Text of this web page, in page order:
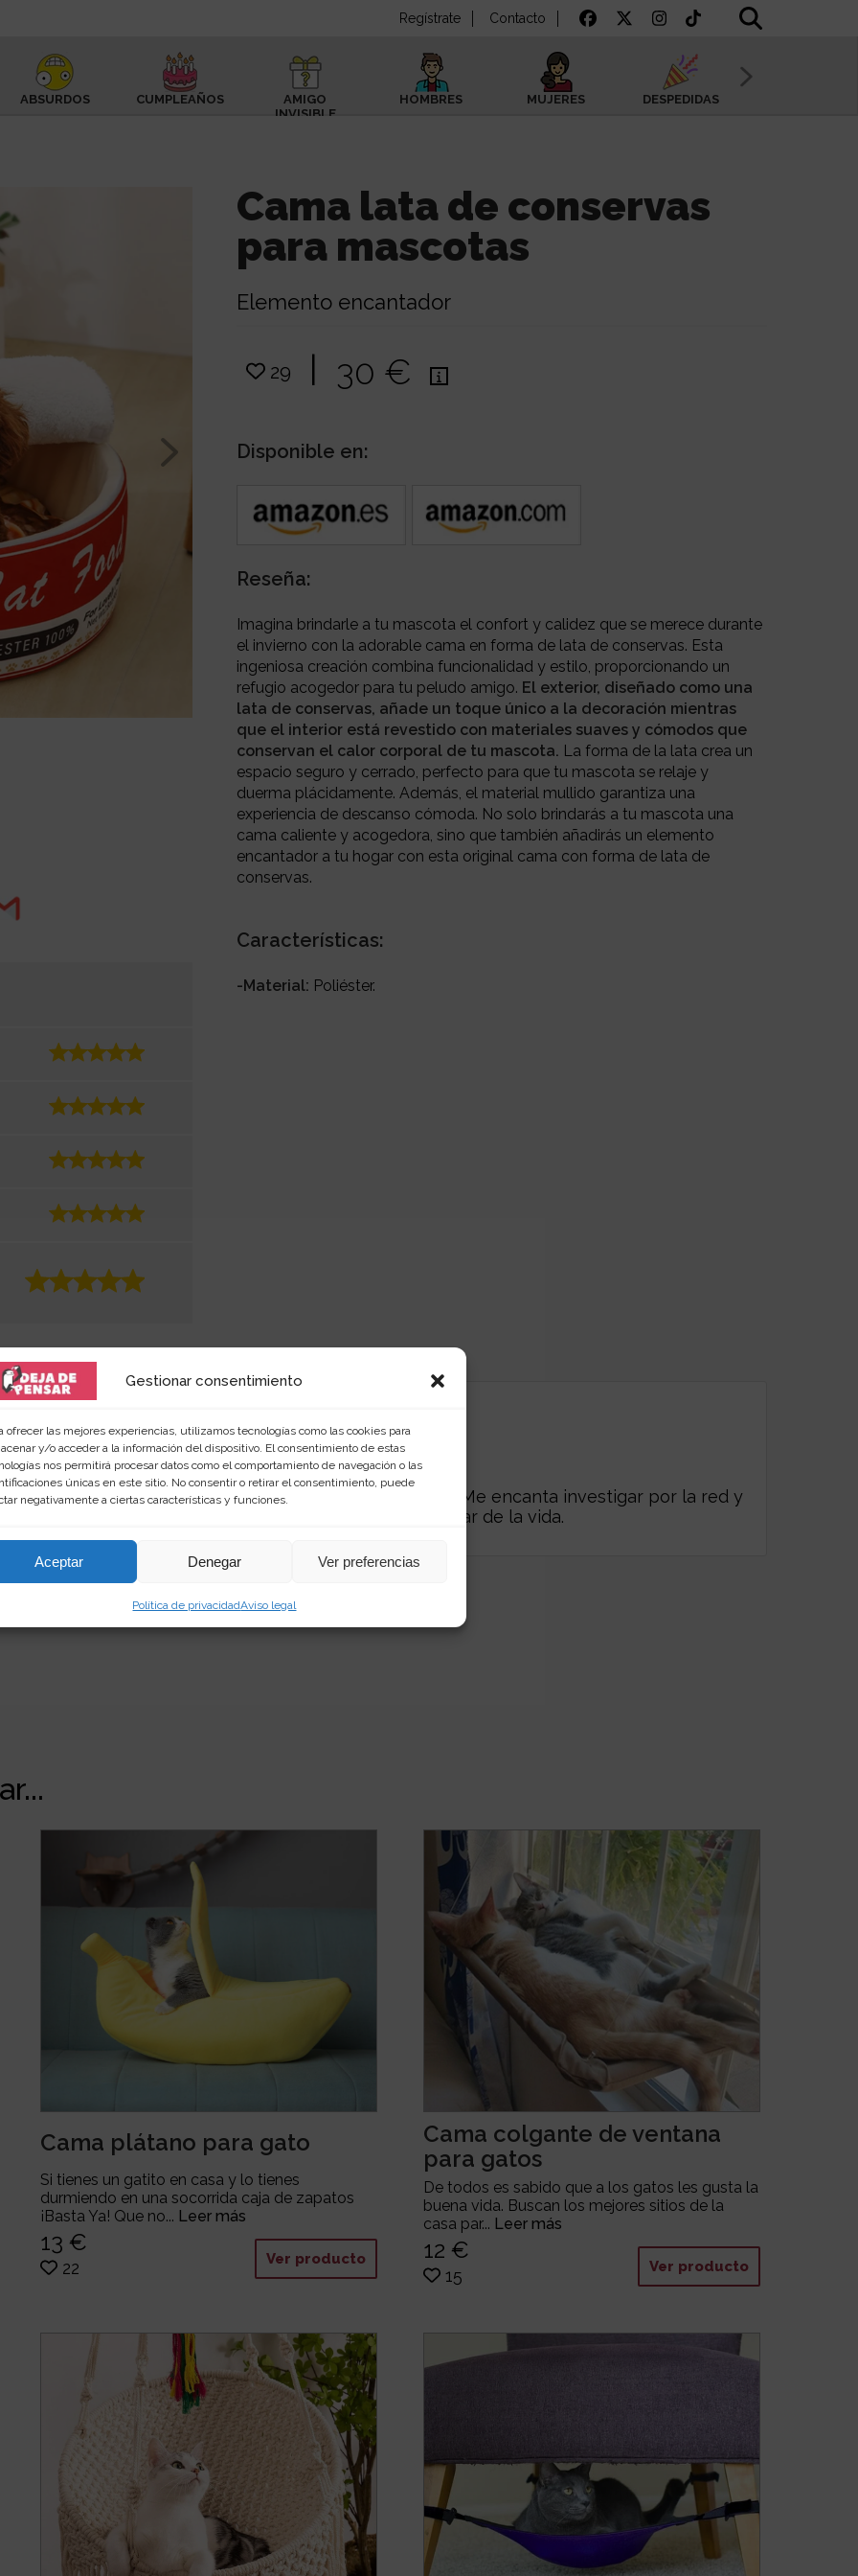
Gestionar consentimiento
ofrecer las mejores experiencias, utilizamos tecnologías como las cookies para
y/o acceder a la información del dispositivo. El consentimiento de estas
nos permitirá procesar datos como el comportamiento de navegación o las
únicas en este sitio. No consentir o retirar el consentimiento, puede
negativamente a ciertas características y funciones.
Aceptar Denegar Ver preferencias
Política de privacidadAviso legal
Regístrate Contacto
ABSURDOS CUMPLEAÑOS
AMIGO
INVISIBLE
HOMBRES MUJERES DESPEDIDAS
Cama lata de conservas
para mascotas
Elemento encantador
29 | 30 €
Disponible en:
Reseña:
Imagina brindarle a tu mascota el confort y calidez que se merece durante
el invierno con la adorable cama en forma de lata de conservas. Esta
ingeniosa creación combina funcionalidad y estilo, proporcionando un
refugio acogedor para tu peludo amigo. El exterior, diseñado como una
lata de conservas, añade un toque único a la decoración mientras
que el interior está revestido con materiales suaves y cómodos que
conservan el calor corporal de tu mascota. La forma de la lata crea un
espacio seguro y cerrado, perfecto para que tu mascota se relaje y
duerma plácidamente. Además, el material mullido garantiza una
experiencia de descanso cómoda. No solo brindarás a tu mascota una
cama caliente y acogedora, sino que también añadirás un elemento
encantador a tu hogar con esta original cama con forma de lata de
conservas.
Características:
-Material: Poliéster.
amante de las palabras y de los productos singulares. Me encanta investigar por la red y
en
. Me gusta el mar y disfrutar de la vida.
Cama plátano para gato
Si tienes un gatito en casa y lo tienes
durmiendo en una socorrida caja de zapatos
¡Basta Ya! Que no... Leer más
13 €
22 Ver producto
Cama colgante de ventana
para gatos
De todos es sabido que a los gatos les gusta la
buena vida. Buscan los mejores sitios de la
casa par... Leer más
12 €
15 Ver producto